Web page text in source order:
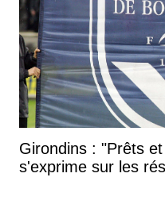
Girondins : "Prêts
s'exprime sur les